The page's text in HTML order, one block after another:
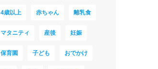
4歳以上 赤ちゃん 離乳食
マタニティ 産後 妊娠
保育園 子ども おでかけ